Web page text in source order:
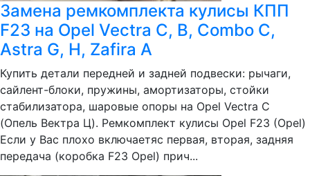
Замена ремкомплекта кулисы КПП
F23 на Opel Vectra C, B, Combo C,
Astra G, H, Zafira A
Купить детали передней и задней подвески: рычаги,
сайлент-блоки, пружины, амортизаторы, стойки
стабилизатора, шаровые опоры на Opel Vectra C
(Опель Вектра Ц). Ремкомплект кулисы Opel F23 (Opel)
Если у Вас плохо включаетяс первая, вторая, задняя
передача (коробка F23 Opel) прич...